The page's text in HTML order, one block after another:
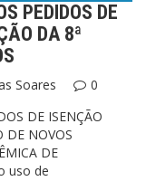
PEDIDOS DE
DA 8ª
Soares
0
DE ISENÇÃO
DE NOVOS
DE
uso de